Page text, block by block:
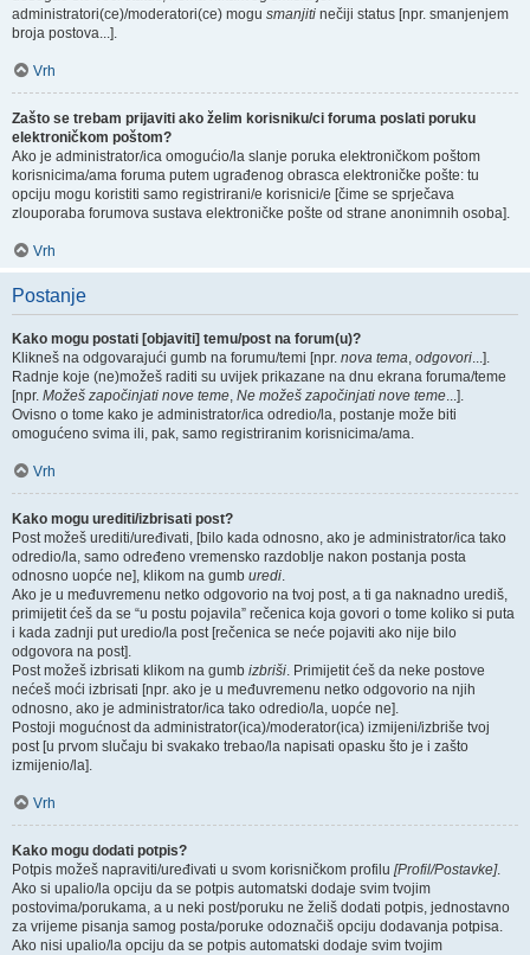
administratori(ce)/moderatori(ce) mogu smanjiti nečiji status [npr. smanjenjem
broja postova...].
Vrh
Zašto se trebam prijaviti ako želim korisniku/ci foruma poslati poruku
elektroničkom poštom?
Ako je administrator/ica omogućio/la slanje poruka elektroničkom poštom
korisnicima/ama foruma putem ugrađenog obrasca elektroničke pošte: tu
opciju mogu koristiti samo registrirani/e korisnici/e [čime se sprječava
zlouporaba forumova sustava elektroničke pošte od strane anonimnih osoba].
Vrh
Postanje
Kako mogu postati [objaviti] temu/post na forum(u)?
Klikneš na odgovarajući gumb na forumu/temi [npr. nova tema, odgovori...].
Radnje koje (ne)možeš raditi su uvijek prikazane na dnu ekrana foruma/teme
[npr. Možeš započinjati nove teme, Ne možeš započinjati nove teme...].
Ovisno o tome kako je administrator/ica odredio/la, postanje može biti
omogućeno svima ili, pak, samo registriranim korisnicima/ama.
Vrh
Kako mogu urediti/izbrisati post?
Post možeš urediti/uređivati, [bilo kada odnosno, ako je administrator/ica tako
odredio/la, samo određeno vremensko razdoblje nakon postanja posta
odnosno uopće ne], klikom na gumb uredi.
Ako je u međuvremenu netko odgovorio na tvoj post, a ti ga naknadno urediš,
primijetit ćeš da se “u postu pojavila” rečenica koja govori o tome koliko si puta
i kada zadnji put uredio/la post [rečenica se neće pojaviti ako nije bilo
odgovora na post].
Post možeš izbrisati klikom na gumb izbriši. Primijetit ćeš da neke postove
nećeš moći izbrisati [npr. ako je u međuvremenu netko odgovorio na njih
odnosno, ako je administrator/ica tako odredio/la, uopće ne].
Postoji mogućnost da administrator(ica)/moderator(ica) izmijeni/izbriše tvoj
post [u prvom slučaju bi svakako trebao/la napisati opasku što je i zašto
izmijenio/la].
Vrh
Kako mogu dodati potpis?
Potpis možeš napraviti/uređivati u svom korisničkom profilu [Profil/Postavke].
Ako si upalio/la opciju da se potpis automatski dodaje svim tvojim
postovima/porukama, a u neki post/poruku ne želiš dodati potpis, jednostavno
za vrijeme pisanja samog posta/poruke odoznačiš opciju dodavanja potpisa.
Ako nisi upalio/la opciju da se potpis automatski dodaje svim tvojim